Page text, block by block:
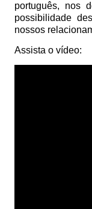
português, nos
possibilidade
nossos
Assista o vídeo: